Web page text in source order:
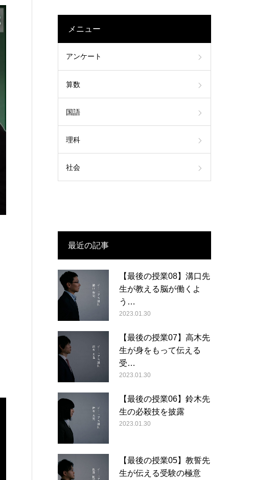
メニュー
アンケート
算数
国語
理科
社会
最近の記事
【最後の授業08】溝口先
生が教える脳が働くよ
う…
2023.01.30
【最後の授業07】高木先
生が身をもって伝える
受…
2023.01.30
【最後の授業06】鈴木先
生の必殺技を披露
2023.01.30
【最後の授業05】教誓先
生が伝える受験の極意